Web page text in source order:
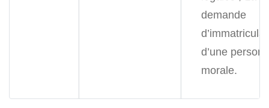
demande
d’une
morale.